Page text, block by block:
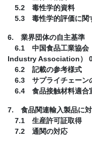
5.2 毒性学的資料
5.3 毒性学的評価に関
6. 業界団体の自主基準
6.1 中国食品工業協会
Industry Association）
6.2 記載の参考様式
6.3 サプライチェーン
6.4 食品接触材料適合
7. 食品関連輸入製品に
7.1 生産許可証取得
7.2 通関の対応